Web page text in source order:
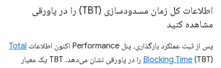
اطلاعات کل زمان مسدودسازی (TBT) را در پاورقی
مشاهده کنید
پس از ثبت عملکرد بارگذاری، پنل Performance اکنون اطلاعات
Total
Blocking Time
(TBT) را در پاورقی نشان می‌دهد. TBT یک معیار